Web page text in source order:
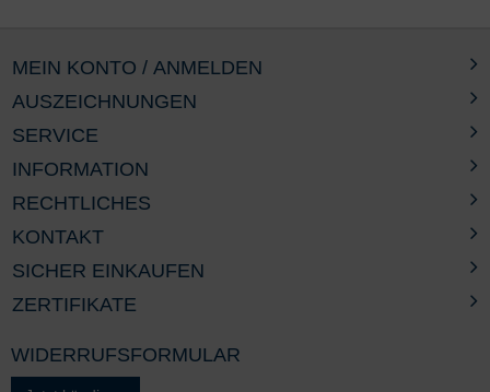
AUSZEICHNUNGEN
SERVICE
INFORMATION
RECHTLICHES
MEIN KONTO / ANMELDEN
KONTAKT
SICHER EINKAUFEN
ZERTIFIKATE
WIDERRUFSFORMULAR